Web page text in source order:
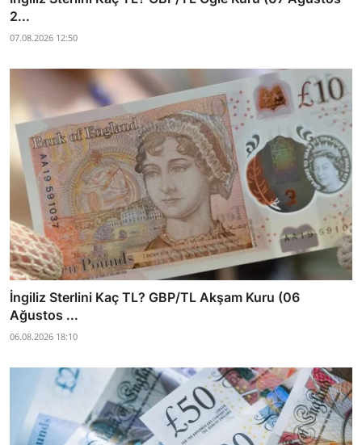
2...
07.08.2026 12:50
İngiliz Sterlini Kaç TL? GBP/TL Akşam Kuru (06
Ağustos ...
06.08.2026 18:10